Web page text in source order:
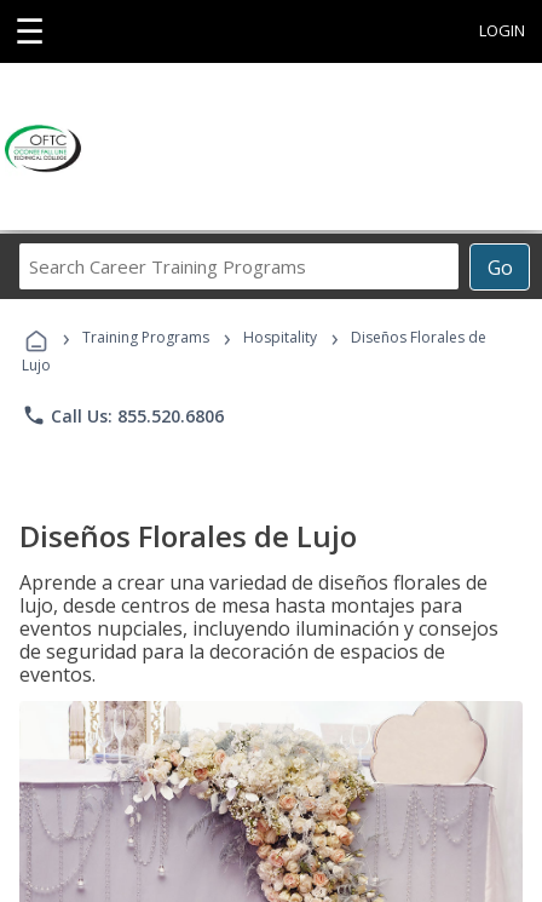
☰ LOGIN
Go
Career
Programs
› Training Programs › Hospitality ›
Diseños Florales de
Lujo
phone Call Us: 855.520.6806
Diseños Florales de Lujo
Aprende a crear una variedad de diseños florales de
lujo, desde centros de mesa hasta montajes para
eventos nupciales, incluyendo iluminación y consejos
de seguridad para la decoración de espacios de
eventos.